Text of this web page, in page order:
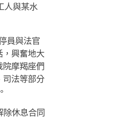
人與某水
員與法官
，興奮地大
摩羯座們
司法等部分
休息合同